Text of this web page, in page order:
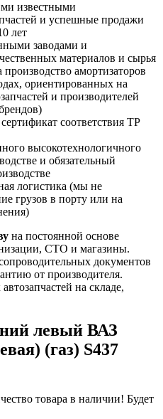
известными
и успешные продажи
лет
заводами и
материалов и сырья
амортизаторов
ориентированных на
и производителей
соответствия ТР
высокотехнологичного
и обязательный
логистика (мы не
грузов в порту или на
на постоянной основе
СТО и магазины.
документов
от производителя.
на складе,
левый ВАЗ
(газ) S437
товара в наличии! Будет